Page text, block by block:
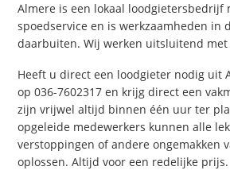
Almere is een lokaal loodgietersbedrijf
spoedservice en is werkzaamheden in
daarbuiten. Wij werken uitsluitend
Heeft u direct een loodgieter nodig uit
op 036-7602317 en krijg direct een
zijn vrijwel altijd binnen één uur ter
opgeleide medewerkers kunnen alle
verstoppingen of andere ongemakken
oplossen. Altijd voor een redelijke prijs.